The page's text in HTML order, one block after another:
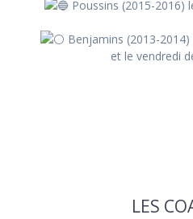
Poussins (2015-2016)
Benjamins (2013-
et le vendredi
LES